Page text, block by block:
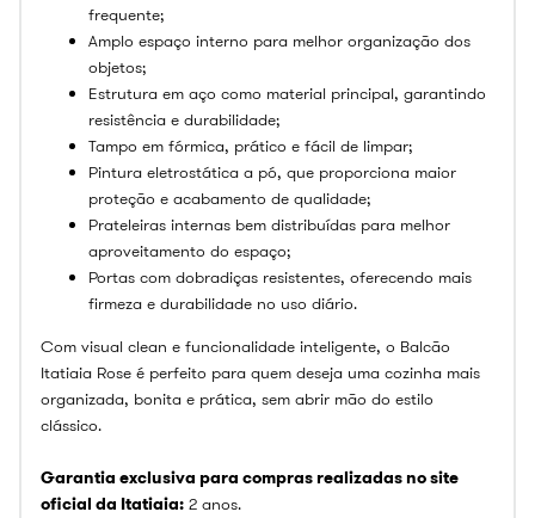
frequente;
Amplo espaço interno para melhor organização dos
objetos;
Estrutura em aço como material principal, garantindo
resistência e durabilidade;
Tampo em fórmica, prático e fácil de limpar;
Pintura eletrostática a pó, que proporciona maior
proteção e acabamento de qualidade;
Prateleiras internas bem distribuídas para melhor
aproveitamento do espaço;
Portas com dobradiças resistentes, oferecendo mais
firmeza e durabilidade no uso diário.
Com visual clean e funcionalidade inteligente, o Balcão
Itatiaia Rose é perfeito para quem deseja uma cozinha mais
organizada, bonita e prática, sem abrir mão do estilo
clássico.
Garantia exclusiva para compras realizadas no site
oficial da Itatiaia: 2 anos.